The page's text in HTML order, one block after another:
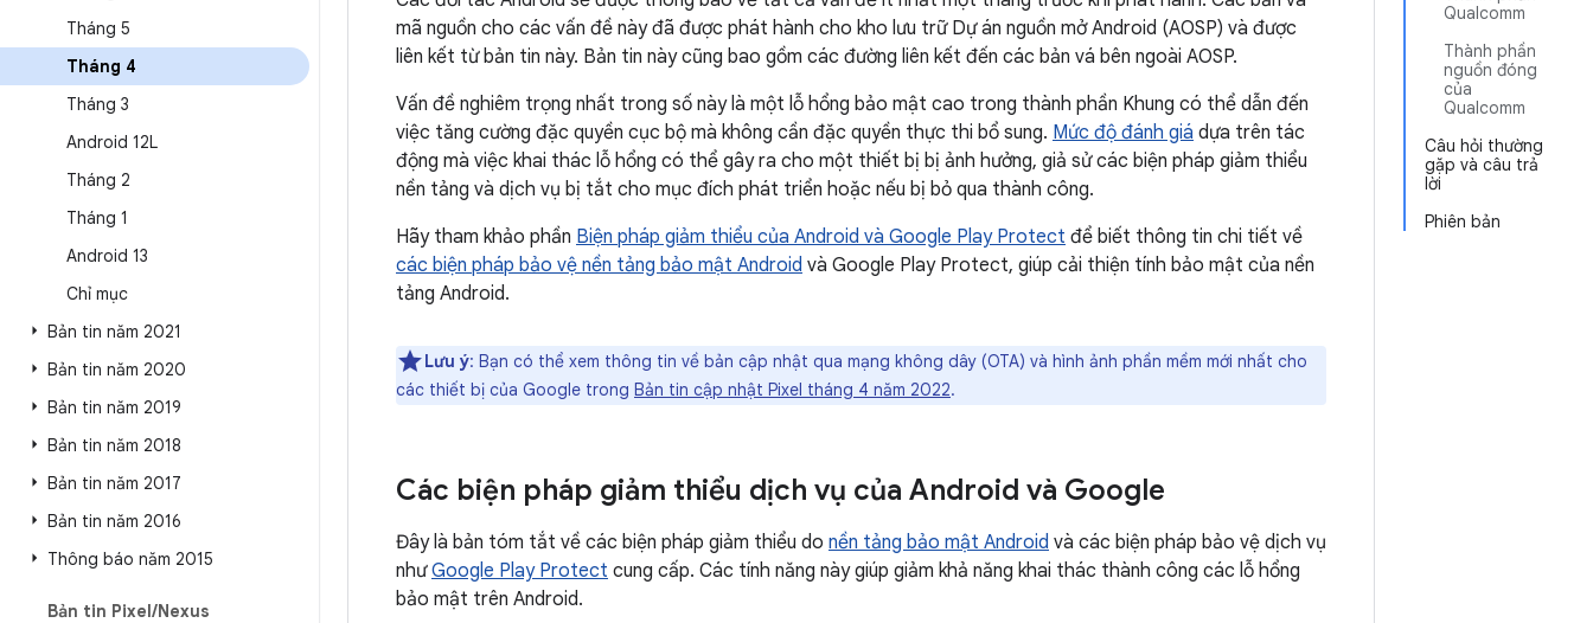
Tháng 5
Tháng 4
Tháng 3
Android 12L
Tháng 2
Tháng 1
Android 13
Chỉ mục
Bản tin năm 2021
Bản tin năm 2020
Bản tin năm 2019
Bản tin năm 2018
Bản tin năm 2017
Bản tin năm 2016
Thông báo năm 2015
Bản tin Pixel/Nexus
Qualcomm
Thành phần
nguồn đóng
của
Qualcomm
Câu hỏi thường
gặp và câu trả
lời
Phiên bản
mã nguồn cho các vấn đề này đã được phát hành cho kho lưu trữ Dự án nguồn mở Android (AOSP) và được
liên kết từ bản tin này. Bản tin này cũng bao gồm các đường liên kết đến các bản vá bên ngoài AOSP.
Vấn đề nghiêm trọng nhất trong số này là một lỗ hổng bảo mật cao trong thành phần Khung có thể dẫn đến
việc tăng cường đặc quyền cục bộ mà không cần đặc quyền thực thi bổ sung. Mức độ đánh giá dựa trên tác
động mà việc khai thác lỗ hổng có thể gây ra cho một thiết bị bị ảnh hưởng, giả sử các biện pháp giảm thiểu
nền tảng và dịch vụ bị tắt cho mục đích phát triển hoặc nếu bị bỏ qua thành công.
Hãy tham khảo phần Biện pháp giảm thiểu của Android và Google Play Protect để biết thông tin chi tiết về
các biện pháp bảo vệ nền tảng bảo mật Android và Google Play Protect, giúp cải thiện tính bảo mật của nền
tảng Android.
Lưu ý: Bạn có thể xem thông tin về bản cập nhật qua mạng không dây (OTA) và hình ảnh phần mềm mới nhất cho
các thiết bị của Google trong Bản tin cập nhật Pixel tháng 4 năm 2022.
Các biện pháp giảm thiểu dịch vụ của Android và Google
Đây là bản tóm tắt về các biện pháp giảm thiểu do nền tảng bảo mật Android và các biện pháp bảo vệ dịch vụ
nhưGoogle Play Protect cung cấp. Các tính năng này giúp giảm khả năng khai thác thành công các lỗ hổng
bảo mật trên Android.